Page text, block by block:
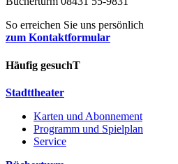
So erreichen Sie uns persönlich
zum Kontaktformular
Häufig gesuchT
Stadttheater
Karten und Abonnement
Programm und Spielplan
Service